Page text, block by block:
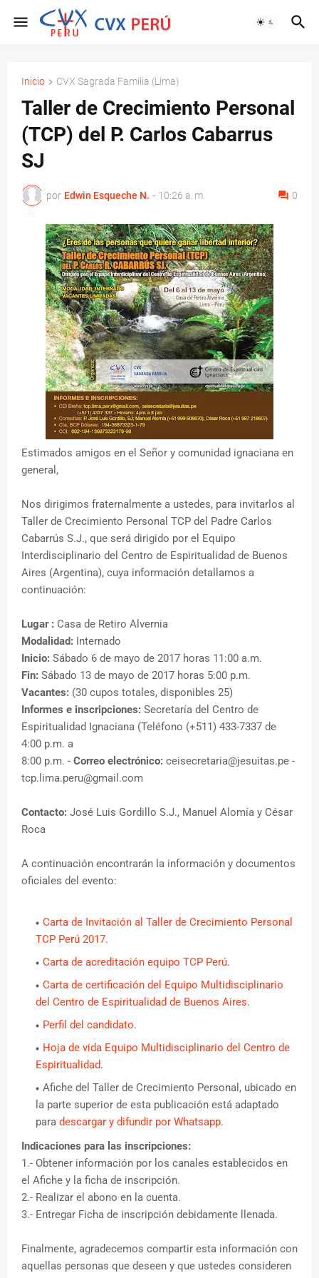
Inicio CVX Sagrada Familia (Lima)
Taller de Crecimiento Personal
(TCP) del P. Carlos Cabarrus
SJ
por Edwin Esqueche N. - 10:26 a. m. 0
Estimados amigos en el Señor y comunidad ignaciana en
general,
Nos dirigimos fraternalmente a ustedes, para invitarlos al
Taller de Crecimiento Personal TCP del Padre Carlos
Cabarrús S.J., que será dirigido por el Equipo
Interdisciplinario del Centro de Espiritualidad de Buenos
Aires (Argentina), cuya información detallamos a
continuación:
Lugar : Casa de Retiro Alvernia
Modalidad: Internado
Inicio: Sábado 6 de mayo de 2017 horas 11:00 a.m.
Fin: Sábado 13 de mayo de 2017 horas 5:00 p.m.
Vacantes: (30 cupos totales, disponibles 25)
Informes e inscripciones: Secretaría del Centro de
Espiritualidad Ignaciana (Teléfono (+511) 433-7337 de
4:00 p.m. a
8:00 p.m. - Correo electrónico: ceisecretaria@jesuitas.pe -
tcp.lima.peru@gmail.com
Contacto: José Luis Gordillo S.J., Manuel Alomía y César
Roca
A continuación encontrarán la información y documentos
oficiales del evento:
Carta de Invitación al Taller de Crecimiento Personal
TCP Perú 2017.
Carta de acreditación equipo TCP Perú.
Carta de certificación del Equipo Multidisciplinario
del Centro de Espiritualidad de Buenos Aires.
Perfil del candidato.
Hoja de vida Equipo Multidisciplinario del Centro de
Espiritualidad.
Afiche del Taller de Crecimiento Personal, ubicado en
la parte superior de esta publicación está adaptado
para descargar y difundir por Whatsapp.
Indicaciones para las inscripciones:
1.- Obtener información por los canales establecidos en
el Afiche y la ficha de inscripción.
2.- Realizar el abono en la cuenta.
3.- Entregar Ficha de inscripción debidamente llenada.
Finalmente, agradecemos compartir esta información con
aquellas personas que deseen y que ustedes consideren